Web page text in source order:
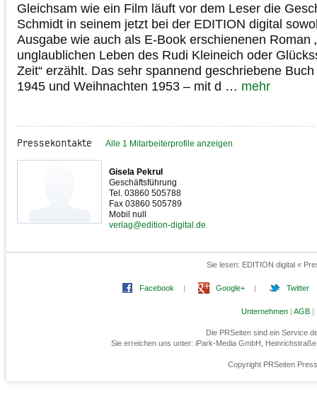
Gleichsam wie ein Film läuft vor dem Leser die
Schmidt in seinem jetzt bei der EDITION digital
Ausgabe wie auch als E-Book erschienenen Roman
unglaublichen Leben des Rudi Kleineich oder
Zeit“ erzählt. Das sehr spannend geschriebene
1945 und Weihnachten 1953 – mit d … mehr
Pressekontakte Alle 1 Mitarbeiterprofile anzeigen
Gisela Pekrul
Geschäftsführung
Tel. 03860 505788
Fax 03860 505789
Mobil null
verlag@edition-digital.de
Sie lesen: EDITION digital «
Facebook | Google+ | Twitter
Unternehmen | AGB |
Die PRSeiten sind ein Service
Sie erreichen uns unter: iPark-Media GmbH,
Copyright PRSeiten